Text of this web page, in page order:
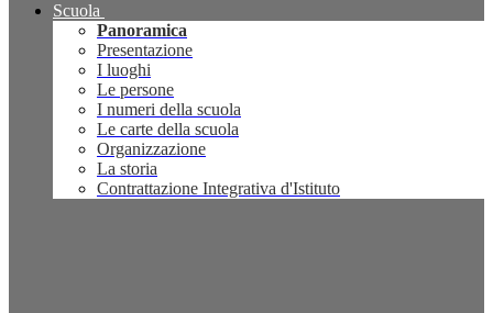
Scuola
Panoramica
Presentazione
I luoghi
Le persone
I numeri della scuola
Le carte della scuola
Organizzazione
La storia
Contrattazione Integrativa d'Istituto